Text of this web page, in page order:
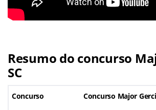
Resumo do concurso
SC
Concurso Concurso Major